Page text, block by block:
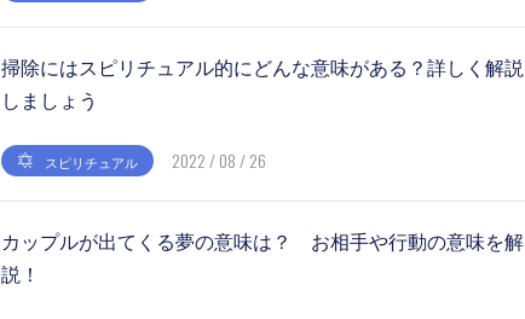
掃除にはスピリチュアル的にどんな意味がある？詳しく解説
しましょう
スピリチュアル 2022 / 08 / 26
カップルが出てくる夢の意味は？ お相手や行動の意味を解
説！